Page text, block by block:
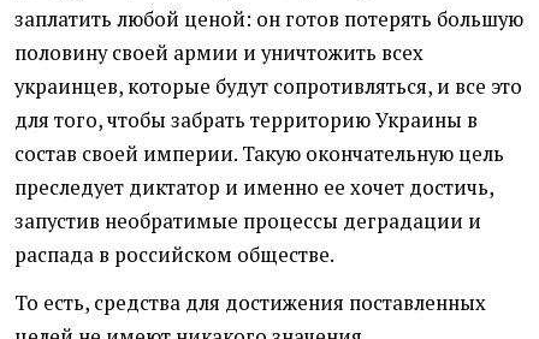
заплатить любой ценой: он готов потерять большую
половину своей армии и уничтожить всех
украинцев, которые будут сопротивляться, и все это
для того, чтобы забрать территорию Украины в
состав своей империи. Такую окончательную цель
преследует диктатор и именно ее хочет достичь,
запустив необратимые процессы деградации и
распада в российском обществе.
То есть, средства для достижения поставленных